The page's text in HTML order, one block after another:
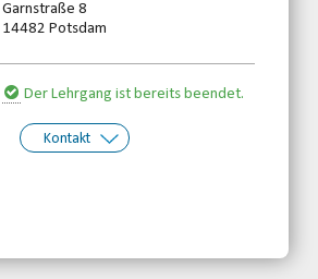
Garnstraße 8
14482 Potsdam
Der Lehrgang ist bereits beendet.
Kontakt
Email